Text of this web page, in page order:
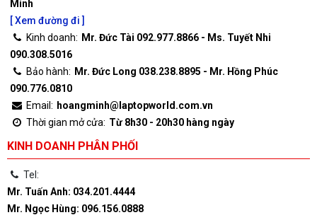
Minh
[ Xem đường đi ]
Kinh doanh: Mr. Đức Tài 092.977.8866 - Ms. Tuyết Nhi
090.308.5016
Bảo hành: Mr. Đức Long 038.238.8895 - Mr. Hồng Phúc
090.776.0810
Email: hoangminh@laptopworld.com.vn
Thời gian mở cửa: Từ 8h30 - 20h30 hàng ngày
KINH DOANH PHÂN PHỐI
Tel:
Mr. Tuấn Anh: 034.201.4444
Mr. Ngọc Hùng: 096.156.0888